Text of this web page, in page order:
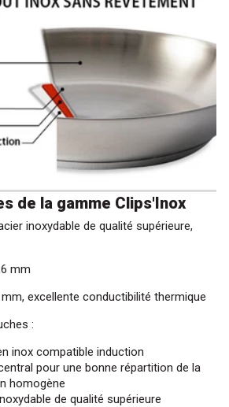
de la gamme Clips'Inox
inoxydable de qualité supérieure,
mm
excellente conductibilité thermique
:
inox compatible induction
pour une bonne répartition de la
homogène
de qualité supérieure